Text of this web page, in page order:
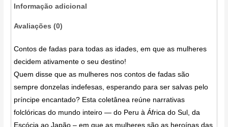
Informação adicional
Avaliações (0)
Contos de fadas para todas as idades, em que as mulheres
decidem ativamente o seu destino!
Quem disse que as mulheres nos contos de fadas são
sempre donzelas indefesas, esperando para ser salvas pelo
príncipe encantado? Esta coletânea reúne narrativas
folclóricas do mundo inteiro — do Peru à África do Sul, da
Escócia ao Japão – em que as mulheres são as heroínas das